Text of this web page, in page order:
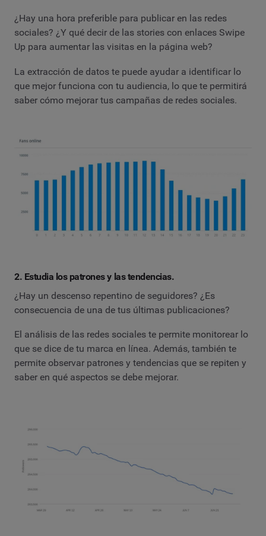
¿Hay una hora preferible para publicar en las redes
sociales? ¿Y qué decir de las stories con enlaces Swipe
Up para aumentar las visitas en la página web?
La extracción de datos te puede ayudar a identificar lo
que mejor funciona con tu audiencia, lo que te permitirá
saber cómo mejorar tus campañas de redes sociales.
2. Estudia los patrones y las tendencias.
¿Hay un descenso repentino de seguidores? ¿Es
consecuencia de una de tus últimas publicaciones?
El análisis de las redes sociales te permite monitorear lo
que se dice de tu marca en línea. Además, también te
permite observar patrones y tendencias que se repiten y
saber en qué aspectos se debe mejorar.